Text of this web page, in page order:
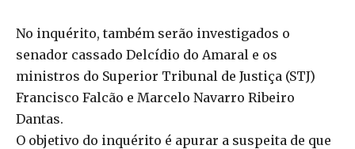
No inquérito, também serão investigados o
senador cassado Delcídio do Amaral e os
ministros do Superior Tribunal de Justiça (STJ)
Francisco Falcão e Marcelo Navarro Ribeiro
Dantas.
O objetivo do inquérito é apurar a suspeita de que